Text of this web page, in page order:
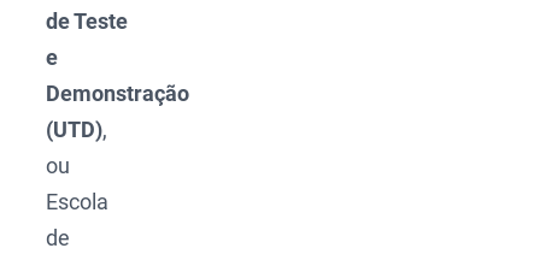
de Teste
e
Demonstração
(UTD),
ou
Escola
de